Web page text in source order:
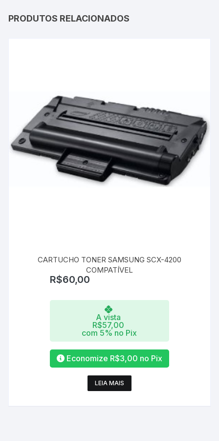
PRODUTOS RELACIONADOS
CARTUCHO TONER SAMSUNG SCX-4200
COMPATÍVEL
R$60,00
A vista
R$57,00
com 5% no Pix
Economize R$3,00 no Pix
LEIA MAIS